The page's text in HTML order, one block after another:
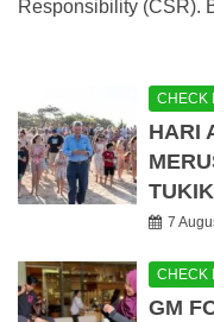
Responsibility (CSR).
CHECK
HARI
7
CHECK
GM